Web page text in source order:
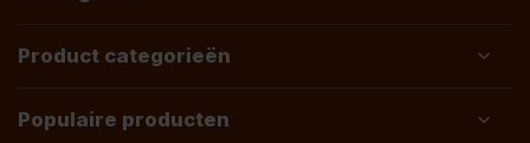
Product categorieën
Populaire producten